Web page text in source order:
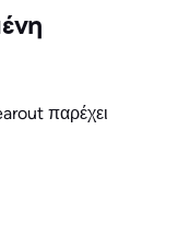
παρέχει